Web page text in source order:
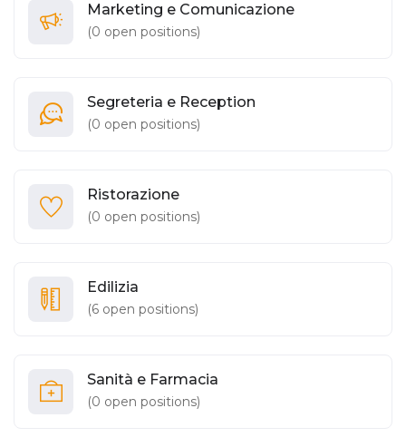
Marketing e Comunicazione
(0 open positions)
Segreteria e Reception
(0 open positions)
Ristorazione
(0 open positions)
Edilizia
(6 open positions)
Sanità e Farmacia
(0 open positions)